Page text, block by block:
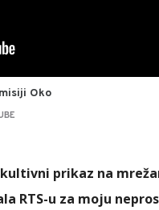
Oko
prikaz na
RTS-u za moju